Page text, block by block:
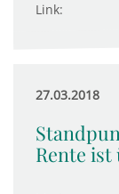
Link:
27.03.2018
Rente